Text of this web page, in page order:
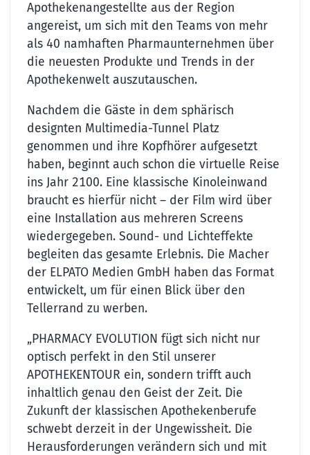
Apothekenangestellte aus der Region
angereist, um sich mit den Teams von mehr
als 40 namhaften Pharmaunternehmen über
die neuesten Produkte und Trends in der
Apothekenwelt auszutauschen.
Nachdem die Gäste in dem sphärisch
designten Multimedia-Tunnel Platz
genommen und ihre Kopfhörer aufgesetzt
haben, beginnt auch schon die virtuelle Reise
ins Jahr 2100. Eine klassische Kinoleinwand
braucht es hierfür nicht – der Film wird über
eine Installation aus mehreren Screens
wiedergegeben. Sound- und Lichteffekte
begleiten das gesamte Erlebnis. Die Macher
der ELPATO Medien GmbH haben das Format
entwickelt, um für einen Blick über den
Tellerrand zu werben.
„PHARMACY EVOLUTION fügt sich nicht nur
optisch perfekt in den Stil unserer
APOTHEKENTOUR ein, sondern trifft auch
inhaltlich genau den Geist der Zeit. Die
Zukunft der klassischen Apothekenberufe
schwebt derzeit in der Ungewissheit. Die
Herausforderungen verändern sich und mit